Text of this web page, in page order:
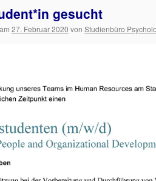
gesucht
27. Februar 2020 von Studienbüro